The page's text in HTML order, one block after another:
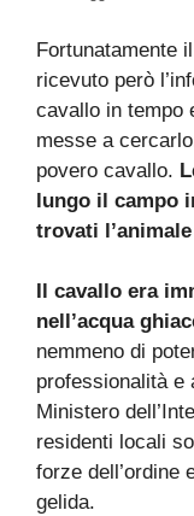
Fortunatamente
ricevuto però
cavallo in tempo
messe a
povero cavallo.
lungo il campo
trovati
Il cavallo era
nell’acqua
nemmeno di
professionalità e
Ministero
residenti locali
forze dell’ordine
gelida.